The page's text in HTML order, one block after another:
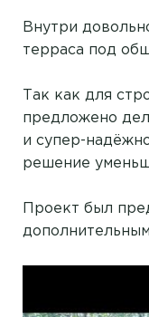
Внутри
терраса под
Так как для
предложено
и супер-
решение
Проект был